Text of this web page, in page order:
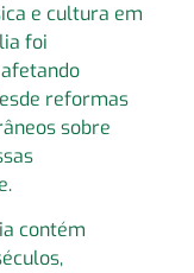
e cultura em
foi
reformas
sobre
contém